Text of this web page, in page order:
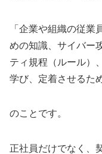
「企業や組織の従業
めの知識、サイバー
ティ規程（ルール）
学び、定着させるた
のことです。
正社員だけでなく、